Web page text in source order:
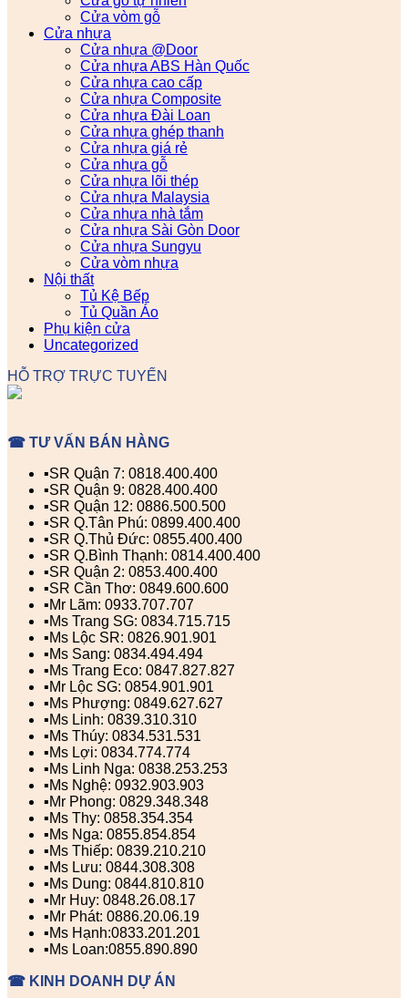
Cửa vòm gỗ
Cửa nhựa
Cửa nhựa @Door
Cửa nhựa ABS Hàn Quốc
Cửa nhựa cao cấp
Cửa nhựa Composite
Cửa nhựa Đài Loan
Cửa nhựa ghép thanh
Cửa nhựa giá rẻ
Cửa nhựa gỗ
Cửa nhựa lõi thép
Cửa nhựa Malaysia
Cửa nhựa nhà tắm
Cửa nhựa Sài Gòn Door
Cửa nhựa Sungyu
Cửa vòm nhựa
Nội thất
Tủ Kệ Bếp
Tủ Quần Áo
Phụ kiện cửa
Uncategorized
HỖ TRỢ TRỰC TUYẾN
☎ TƯ VẤN BÁN HÀNG
▪️SR Quận 7: 0818.400.400
▪️SR Quận 9: 0828.400.400
▪️SR Quận 12: 0886.500.500
▪️SR Q.Tân Phú: 0899.400.400
▪️SR Q.Thủ Đức: 0855.400.400
▪️SR Q.Bình Thạnh: 0814.400.400
▪️SR Quận 2: 0853.400.400
▪️SR Cần Thơ: 0849.600.600
▪️Mr Lãm: 0933.707.707
▪️Ms Trang SG: 0834.715.715
▪️Ms Lộc SR: 0826.901.901
▪️Ms Sang: 0834.494.494
▪️Ms Trang Eco: 0847.827.827
▪️Mr Lộc SG: 0854.901.901
▪️Ms Phượng: 0849.627.627
▪️Ms Linh: 0839.310.310
▪️Ms Thúy: 0834.531.531
▪️Ms Lợi: 0834.774.774
▪️Ms Linh Nga: 0838.253.253
▪️Ms Nghệ: 0932.903.903
▪️Mr Phong: 0829.348.348
▪️Ms Thy: 0858.354.354
▪️Ms Nga: 0855.854.854
▪️Ms Thiếp: 0839.210.210
▪️Ms Lưu: 0844.308.308
▪️Ms Dung: 0844.810.810
▪️Mr Huy: 0848.26.08.17
▪️Mr Phát: 0886.20.06.19
▪️Ms Hạnh:0833.201.201
▪️Ms Loan:0855.890.890
☎ KINH DOANH DỰ ÁN